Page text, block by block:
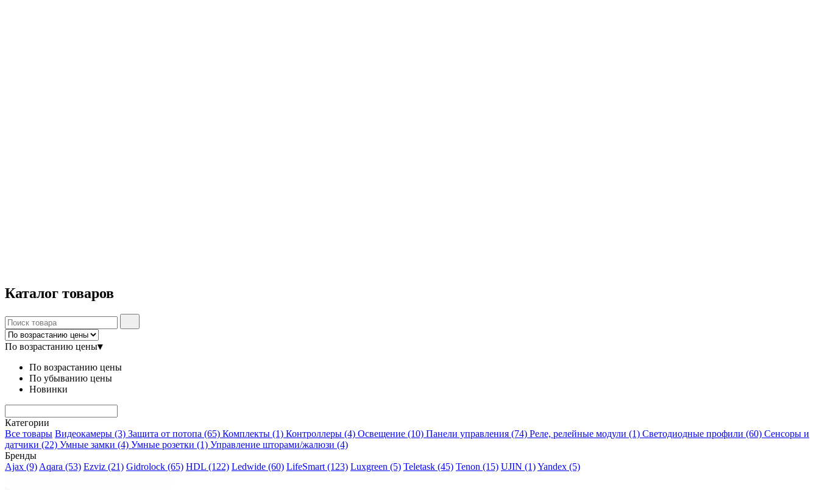
Каталог товаров
По возрастанию цены▾
По возрастанию цены
По убыванию цены
Новинки
Категории
Все товары Видеокамеры (3) Защита от потопа (65) Комплекты (1) Контроллеры (4) Освещение (10) Панели управления (74) Реле, релейные модули (1) Светодиодные профили (60) Сенсоры и
датчики (22) Умные замки (4) Умные розетки (1) Управление шторами/жалюзи (4)
Бренды
Ajax (9) Aqara (53) Ezviz (21) Gidrolock (65) HDL (122) Ledwide (60) LifeSmart (123) Luxgreen (5) Teletask (45) Tenon (15) UJIN (1)Yandex (5)